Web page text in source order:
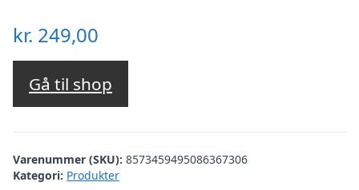
kr. 249,00
Gå til shop
Varenummer (SKU): 8573459495086367306
Kategori: Produkter